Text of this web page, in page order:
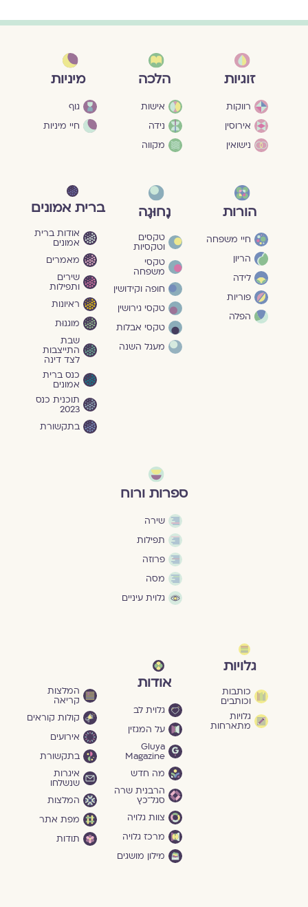
זוגיות
רווקות
אירוסין
נישואין
הלכה
אישות
נידה
מקווה
מיניות
גוף
חיי מיניות
הורות
חיי משפחה
הריון
לידה
פוריות
הפלה
נָחוּגָה
טקסים
וטקסיות
טקסי
משפחה
חופה וקידושין
טקסי גירושין
טקסי אבלות
מעגל השנה
ברית אמונים
אודות ברית
אמונים
מאמרים
שירים
ותפילות
ראיונות
מוגנוּת
שבת
התייצבות
לצד דינה
כנס ברית
אמונים
תוכנית כנס
2023
בתקשורת
ספרות ורוח
שירה
תפילות
פרוזה
מסה
גלוית עיניים
גלויות
כותבות
וכותבים
גלויות
מתארחות
אודות
גלוית לב
על המגזין
Gluya
Magazine
מה חדש
הרבנית שרה
סגל־כץ
צוות גלויה
מרכז גלויה
מילון מושגים
המלצות
קריאה
קולות קוראים
אירועים
בתקשורת
איגרות
שנשלחו
המלצות
מפת אתר
תודות